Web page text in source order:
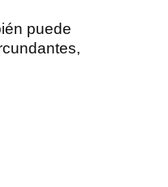
puede